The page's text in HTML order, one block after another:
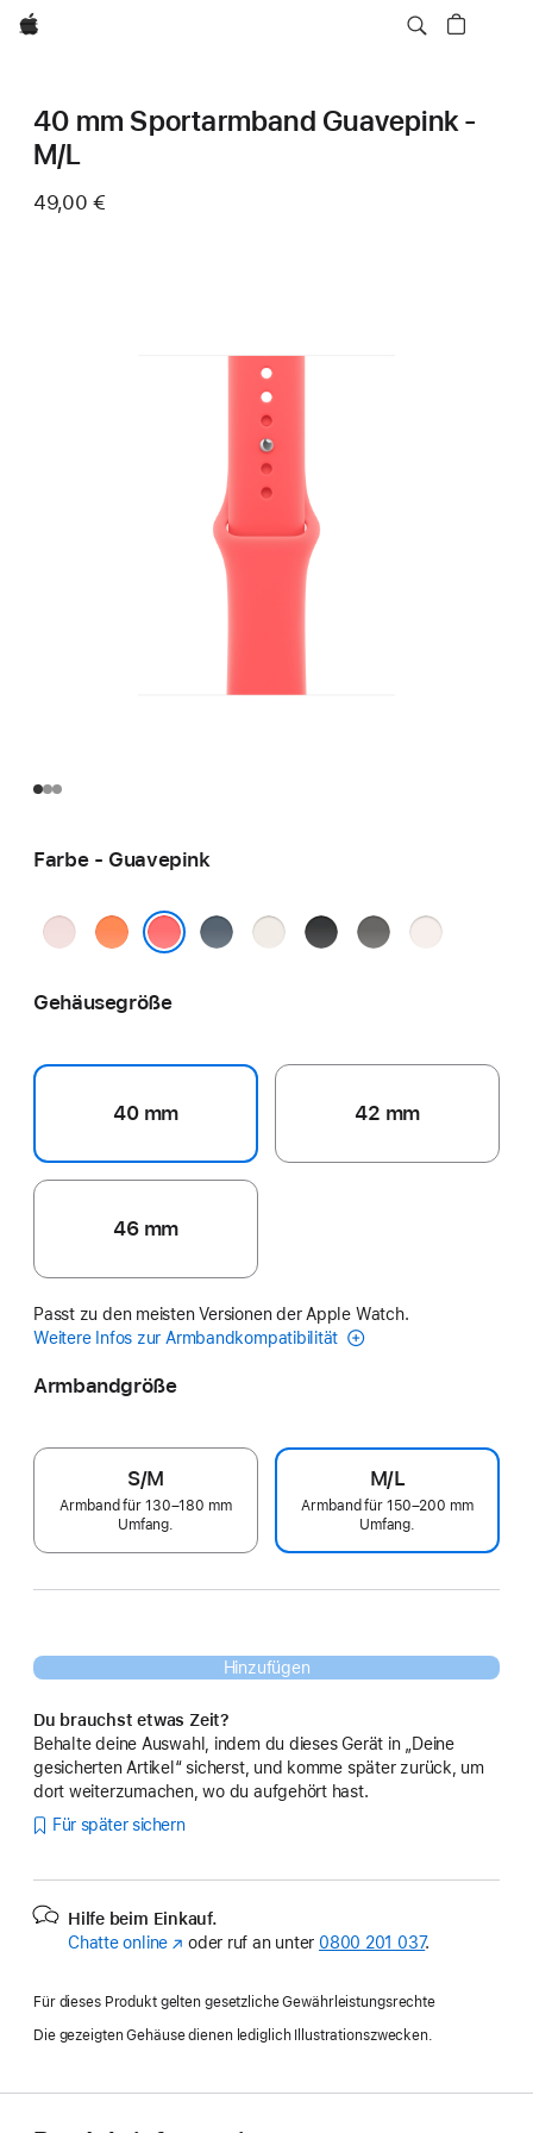
Apple
40 mm Sportarmband Guavepink -
M/L
49,00 €
Farbe - Guavepink
HellrosaClementine MaritimblauPolarsternSchwarzSteingrauBlassrosa
Gehäusegröße
40 mm 42 mm
46 mm
Passt zu den meisten Versionen der Apple Watch.
Weitere Infos zur Armbandkompatibilität
Armbandgröße
S/M
Armband für 130–180 mm
Umfang.
M/L
Armband für 150–200 mm
Umfang.
Hinzufügen
Du brauchst etwas Zeit?
Behalte deine Auswahl, indem du dieses Gerät in „Deine
gesicherten Artikel“ sicherst, und komme später zurück, um
dort weiterzumachen, wo du aufgehört hast.
Für später sichern
Hilfe beim Einkauf.
Chatte online (Öffnet
Fenster)
oder ruf an unter 0800 201 037.
Für dieses Produkt gelten gesetzliche Gewährleistungsrechte
Die gezeigten Gehäuse dienen lediglich Illustrationszwecken.